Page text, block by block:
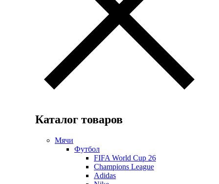
Каталог товаров
Мячи
Футбол
FIFA World Cup 26
Champions League
Adidas